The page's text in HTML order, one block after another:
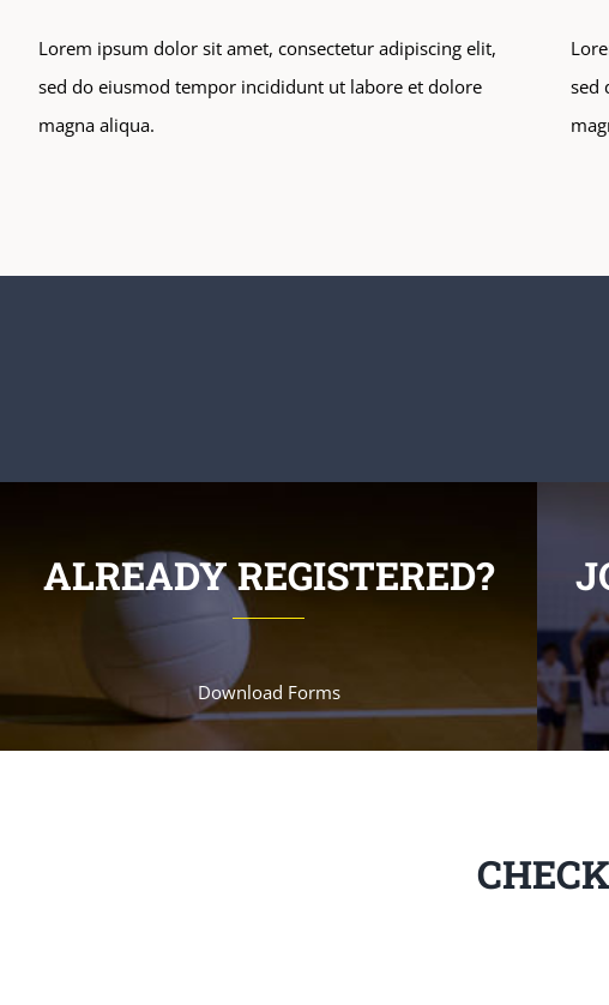
Lorem ipsum dolor sit amet, consectetur adipiscing elit,
sed do eiusmod tempor incididunt ut labore et dolore
magna aliqua.
sed
ALREADY REGISTERED?
Download Forms